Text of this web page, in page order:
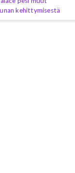
kehittymisestä